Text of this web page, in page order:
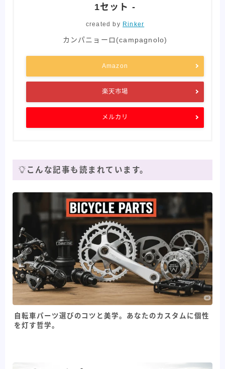
1セット ‐
created by Rinker
カンパニョーロ(campagnolo)
Amazon
楽天市場
メルカリ
こんな記事も読まれています。
自転車パーツ選びのコツと美学。あなたのカスタムに個性
を灯す哲学。